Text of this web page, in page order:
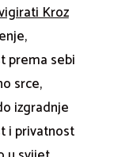
Kroz
prema sebi
srce,
izgradnje
i privatnost